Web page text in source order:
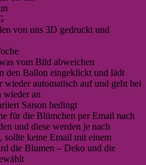
von uns 3D gedruckt und
vom Bild abweichen
den Ballon eingeklickt und lädt
wieder automatisch auf und geht bei
wieder an
Saison bedingt
für die Blümchen per Email nach
und diese werden je nach
sollte keine Email mit einem
die Blumen – Deko und die